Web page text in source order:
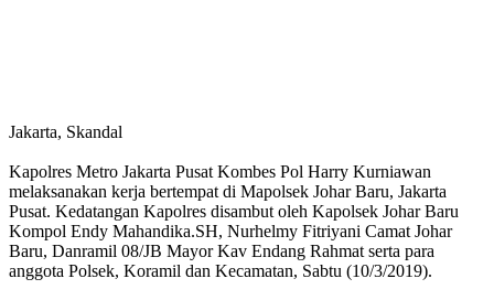
Jakarta, Skandal
Kapolres Metro Jakarta Pusat Kombes Pol Harry Kurniawan
melaksanakan kerja bertempat di Mapolsek Johar Baru, Jakarta
Pusat. Kedatangan Kapolres disambut oleh Kapolsek Johar Baru
Kompol Endy Mahandika.SH, Nurhelmy Fitriyani Camat Johar
Baru, Danramil 08/JB Mayor Kav Endang Rahmat serta para
anggota Polsek, Koramil dan Kecamatan, Sabtu (10/3/2019).